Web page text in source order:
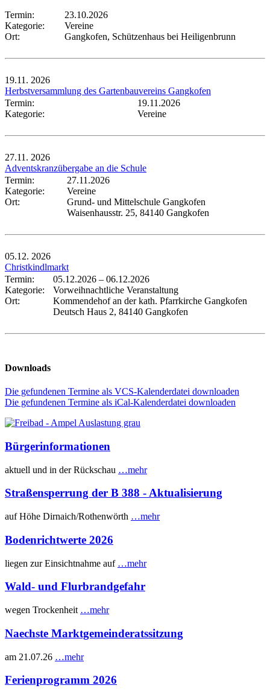
Termin:
23.10.2026
Kategorie:
Vereine
Ort:
Gangkofen, Schützenhaus bei Heiligenbrunn
19.11. 2026
Herbstversammlung des Gartenbauvereins Gangkofen
Termin:
19.11.2026
Kategorie:
Vereine
27.11. 2026
Adventskranzübergabe an die Schule
Termin:
27.11.2026
Kategorie:
Vereine
Ort:
Grund- und Mittelschule Gangkofen
Waisenhausstr. 25, 84140 Gangkofen
05.12. 2026
Christkindlmarkt
Termin:
05.12.2026 – 06.12.2026
Kategorie:
Vorweihnachtliche Veranstaltung
Ort:
Kommendehof an der kath. Pfarrkirche Gangkofen
Deutsch Haus 2, 84140 Gangkofen
Downloads
Die gefundenen Termine als VCS-Kalenderdatei downloaden
Die gefundenen Termine als iCal-Kalenderdatei downloaden
Bürgerinformationen
aktuell und in der Rückschau …mehr
Straßensperrung der B 388 - Aktualisierung
auf Höhe Dirnaich/Rothenwörth …mehr
Bodenrichtwerte 2026
liegen zur Einsichtnahme auf …mehr
Wald- und Flurbrandgefahr
wegen Trockenheit …mehr
Naechste Marktgemeinderatssitzung
am 21.07.26 …mehr
Ferienprogramm 2026